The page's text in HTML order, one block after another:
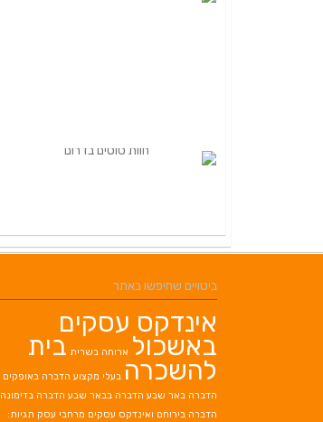
ביטויים שחיפשו באתר
אינדקס עסקים
באשכול ארוחה בשרית בית
להשכרה בעלי מקצוע הדברה באופקים
הדברה באר שבע הדברה בבאר שבע הדברה בדימונה
הדברה בירוחם ואינדקס עסקים מרחבי עסק תגיות: